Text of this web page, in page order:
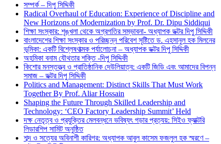
সম্পর্ক – দিপু সিদ্দিকী
Radical Overhaul of Education: Experience of Discipline and
New Horizons of Modernization by Prof. Dr. Dipu Siddiqui
শিক্ষা সংস্কার: শৃঙ্খলা থেকে অগ্রগতির সম্ভাবনা- অধ্যাপক ডক্টর দিপু সিদ্দিকী
বাংলাদেশের শিক্ষা সংস্কার ও পরিচ্ছন্ন পরিবেশ সৃষ্টিতে ড. এহসানুল হক মিলনের
ভূমিকা: একটি বিশ্লেষণাত্মক পর্যালোচনা – অধ্যাপক ডক্টর দিপু সিদ্দিকী
অহমিকা বনাম যৌথতার শক্তি -দিপু সিদ্দিকী
কিশোর মনস্তত্ত্ব ও প্রাতিষ্ঠানিক দেউলিয়াত্ব: একটি জিডি এবং আমাদের বিপন্ন
সমাজ – ডক্টর দিপু সিদ্দিকী
Politics and Management: Distinct Skills That Must Work
Together By Prof. Aliar Hossain
Shaping the Future Through Skilled Leadership and
Technology: ‘CEO Factory Leadership Summit’ Held
দক্ষ নেতৃত্ব ও প্রযুক্তির মেলবন্ধনে ভবিষ্যৎ গড়ার প্রত্যয়: সিইও ফ্যাক্টরি
লিডারশিপ সামিট অনুষ্ঠিত
শব্দ ও সত্যের অবিনাশী কারিগর: অধ্যাপক আবুল কাসেম ফজলুল হক স্মরণে –